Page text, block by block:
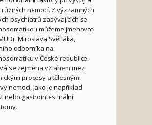
různých nemocí. Z významných
psychiatrů zabývajících se
můžeme jmenovat
Miroslava Světláka,
odborníka na
v České republice.
se zejména vztahem mezi
procesy a tělesnými
nemocí, jako je například
nebo gastrointestinální